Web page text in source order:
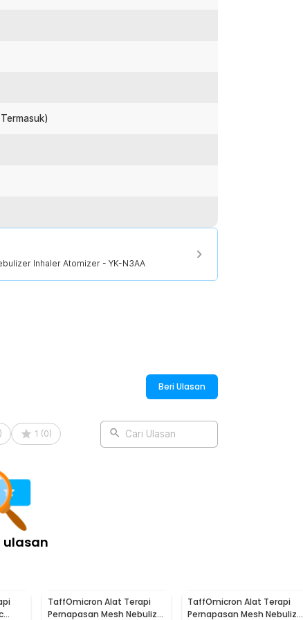
ini:
Inhaler Atomizer - YK-N3AA
Beri Ulasan
) 1 (0) Cari Ulasan
ulasan
TaffOmicron Alat Terapi
Pernapasan Mesh Nebulizer
TaffOmicron Alat Terapi
Pernapasan Mesh Nebulizer